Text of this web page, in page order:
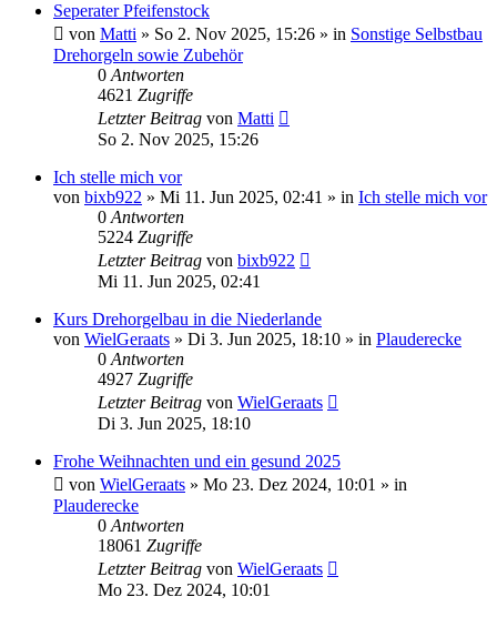
Seperater Pfeifenstock
von Matti » So 2. Nov 2025, 15:26 » in Sonstige Selbstbau
Drehorgeln sowie Zubehör
0Antworten
4621 Zugriffe
Letzter Beitrag von Matti
So 2. Nov 2025, 15:26
Ich stelle mich vor
von bixb922 » Mi 11. Jun 2025, 02:41 » in Ich stelle mich vor
0Antworten
5224 Zugriffe
Letzter Beitrag von bixb922
Mi 11. Jun 2025, 02:41
Kurs Drehorgelbau in die Niederlande
von WielGeraats » Di 3. Jun 2025, 18:10 » in Plauderecke
0Antworten
4927 Zugriffe
Letzter Beitrag von WielGeraats
Di 3. Jun 2025, 18:10
Frohe Weihnachten und ein gesund 2025
von WielGeraats » Mo 23. Dez 2024, 10:01 » in
Plauderecke
0Antworten
18061 Zugriffe
Letzter Beitrag von WielGeraats
Mo 23. Dez 2024, 10:01